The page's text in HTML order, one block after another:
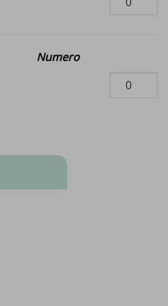
Numero